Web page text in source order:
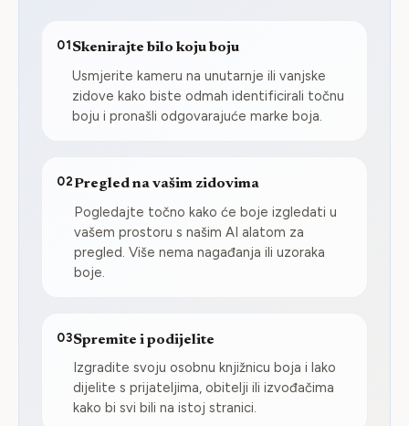
01 Skenirajte bilo koju boju
Usmjerite kameru na unutarnje ili vanjske
zidove kako biste odmah identificirali točnu
boju i pronašli odgovarajuće marke boja.
02Pregled na vašim zidovima
Pogledajte točno kako će boje izgledati u
vašem prostoru s našim AI alatom za
pregled. Više nema nagađanja ili uzoraka
boje.
03Spremite i podijelite
Izgradite svoju osobnu knjižnicu boja i lako
dijelite s prijateljima, obitelji ili izvođačima
kako bi svi bili na istoj stranici.